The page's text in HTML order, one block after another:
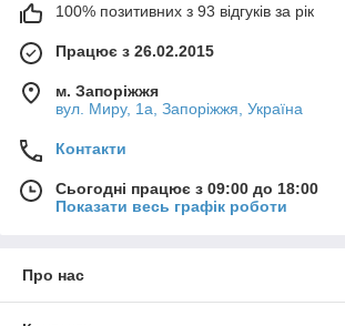
100% позитивних з 93 відгуків за рік
Працює з 26.02.2015
м. Запоріжжя
вул. Миру, 1а, Запоріжжя, Україна
Контакти
Сьогодні працює з 09:00 до 18:00
Показати весь графік роботи
Про нас